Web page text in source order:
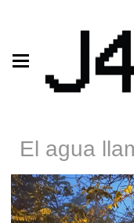
El agua